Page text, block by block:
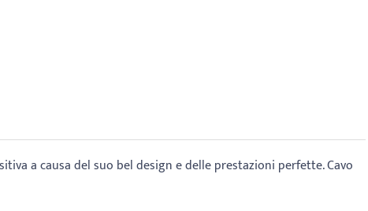
a causa del suo bel design e delle prestazioni perfette. Cavo